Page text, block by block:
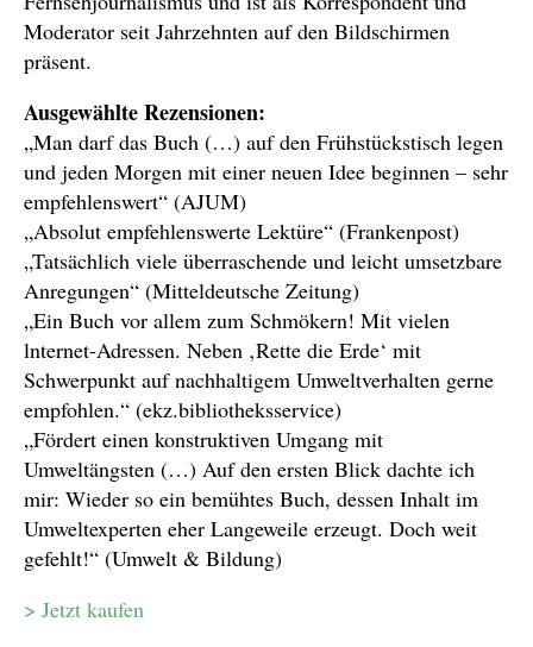
Moderator seit Jahrzehnten auf den Bildschirmen
präsent.
Ausgewählte Rezensionen:
„Man darf das Buch (…) auf den Frühstückstisch legen
und jeden Morgen mit einer neuen Idee beginnen – sehr
empfehlenswert“ (AJUM)
„Absolut empfehlenswerte Lektüre“ (Frankenpost)
„Tatsächlich viele überraschende und leicht umsetzbare
Anregungen“ (Mitteldeutsche Zeitung)
„Ein Buch vor allem zum Schmökern! Mit vielen
lnternet-Adressen. Neben ‚Rette die Erde‘ mit
Schwerpunkt auf nachhaltigem Umweltverhalten gerne
empfohlen.“ (ekz.bibliotheksservice)
„Fördert einen konstruktiven Umgang mit
Umweltängsten (…) Auf den ersten Blick dachte ich
mir: Wieder so ein bemühtes Buch, dessen Inhalt im
Umweltexperten eher Langeweile erzeugt. Doch weit
gefehlt!“ (Umwelt & Bildung)
> Jetzt kaufen